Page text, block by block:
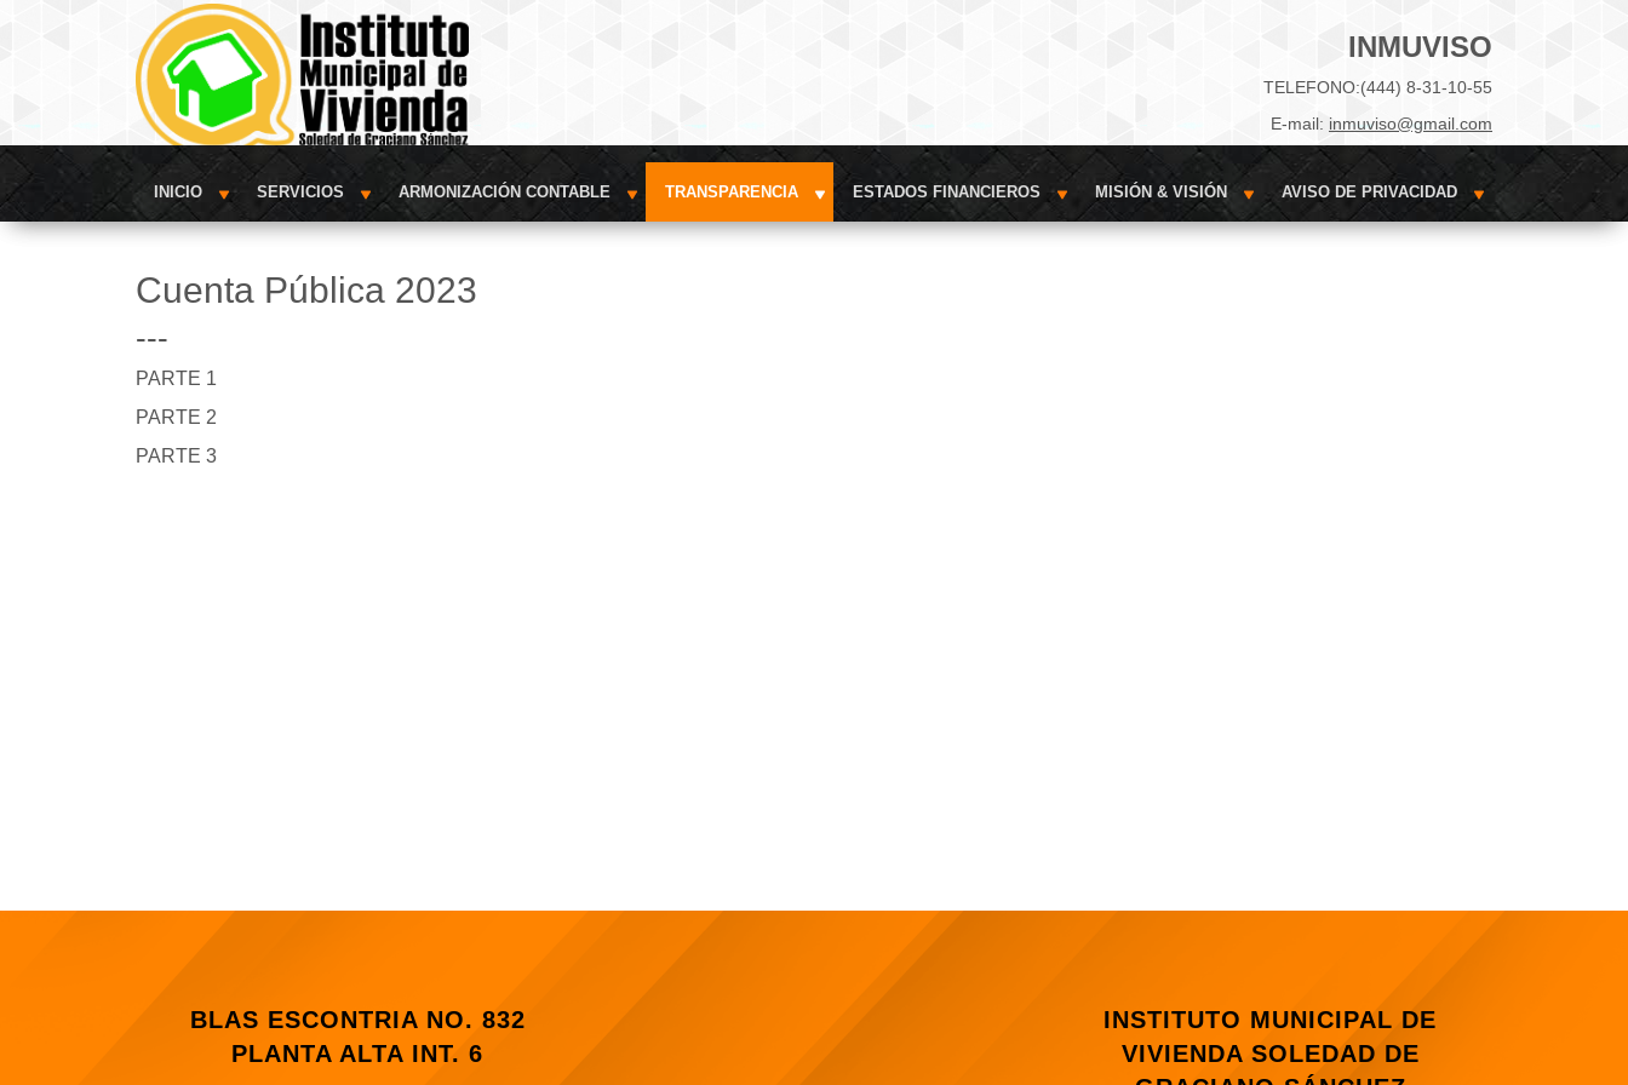
INMUVISO
TELEFONO:(444) 8-31-10-55
E-mail: inmuviso@gmail.com
INICIO SERVICIOS ARMONIZACIÓN CONTABLE TRANSPARENCIA ESTADOS FINANCIEROS MISIÓN & VISIÓN AVISO DE PRIVACIDAD
Cuenta Pública 2023
---
PARTE 1
PARTE 2
PARTE 3
BLAS ESCONTRIA NO. 832
PLANTA ALTA INT. 6
INSTITUTO MUNICIPAL DE
VIVIENDA SOLEDAD DE